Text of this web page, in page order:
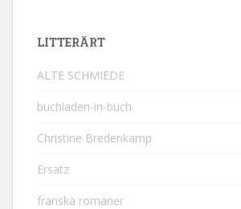
LITTERÄRT
ALTE SCHMIEDE
buchladen-in-buch
Christine Bredenkamp
Ersatz
franska romaner